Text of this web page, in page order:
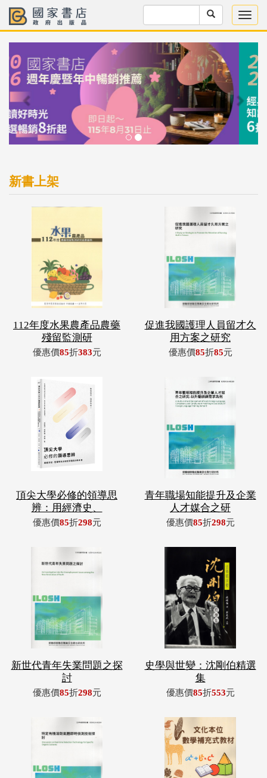
新書上架
112年度水果農產品農藥
殘留監測研
優惠價85折383元
促進我國護理人員留才久
用方案之研究
優惠價85折85元
頂尖大學必修的領導思
辨：用經濟史、
優惠價85折298元
青年職場知能提升及企業
人才媒合之研
優惠價85折298元
新世代青年失業問題之探
討
優惠價85折298元
史學與世變：沈剛伯精選
集
優惠價85折553元